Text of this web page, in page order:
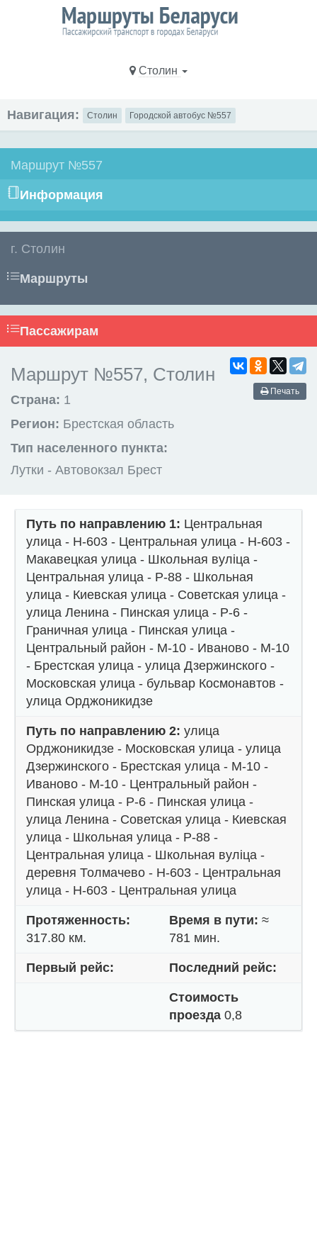
Столин
Навигация: Столин Городской автобус №557
Маршрут №557
Информация
г. Столин
Маршруты
Пассажирам
Печать
Маршрут №557, Столин
Страна: 1
Регион: Брестская область
Тип населенного пункта:
Лутки - Автовокзал Брест
Путь по направлению 1: Центральная
улица - Н-603 - Центральная улица - Н-603 -
Макавецкая улица - Школьная вуліца -
Центральная улица - Р-88 - Школьная
улица - Киевская улица - Советская улица -
улица Ленина - Пинская улица - Р-6 -
Граничная улица - Пинская улица -
Центральный район - М-10 - Иваново - М-10
- Брестская улица - улица Дзержинского -
Московская улица - бульвар Космонавтов -
улица Орджоникидзе
Путь по направлению 2: улица
Орджоникидзе - Московская улица - улица
Дзержинского - Брестская улица - М-10 -
Иваново - М-10 - Центральный район -
Пинская улица - Р-6 - Пинская улица -
улица Ленина - Советская улица - Киевская
улица - Школьная улица - Р-88 -
Центральная улица - Школьная вуліца -
деревня Толмачево - Н-603 - Центральная
улица - Н-603 - Центральная улица
Протяженность:
317.80 км.
Время в пути: ≈
781 мин.
Первый рейс: Последний рейс:
Стоимость
проезда 0,8